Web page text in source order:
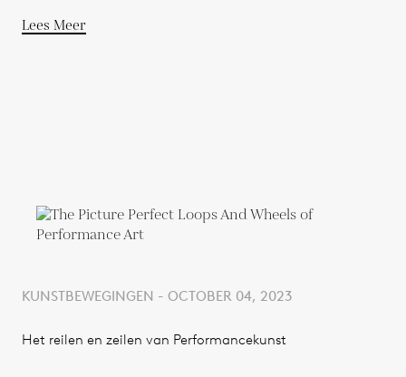
Lees Meer
KUNSTBEWEGINGEN - OCTOBER 04, 2023
Het reilen en zeilen van Performancekunst